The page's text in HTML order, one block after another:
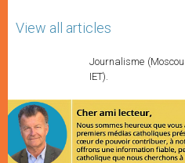
View all articles
Journalisme
IET).